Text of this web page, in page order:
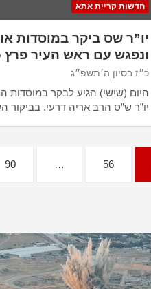
חדשות קריית אתא
יו”ר שס ביקר במוסדות
ונפגש עם ראש העיר פרץ
כ״ז בסיון ה׳תשפ״ג
היום (שישי) הגיע לבקר במוסדות
יו”ר ש”ס הרב אריה דרעי. בביקור
56
…
90